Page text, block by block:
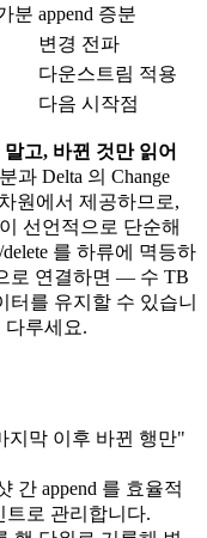
분 append 증분
변경 전파
다운스트림 적용
다음 시작점
고, 바뀐 것만 읽어
과 Delta 의 Change
원에서 제공하므로,
선언적으로 단순해
를 하류에 멱등하
로 연결하면 — 수 TB
를 유지할 수 있습니
다루세요.
지막 이후 바뀐 행만"
간 append 를 효율적
트로 관리합니다.